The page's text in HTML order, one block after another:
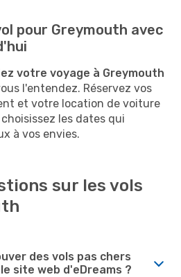
pour Greymouth avec
votre voyage à Greymouth
l'entendez. Réservez vos
et votre location de voiture
les dates qui
à vos envies.
sur les vols
des vols pas chers
site web d'eDreams ?